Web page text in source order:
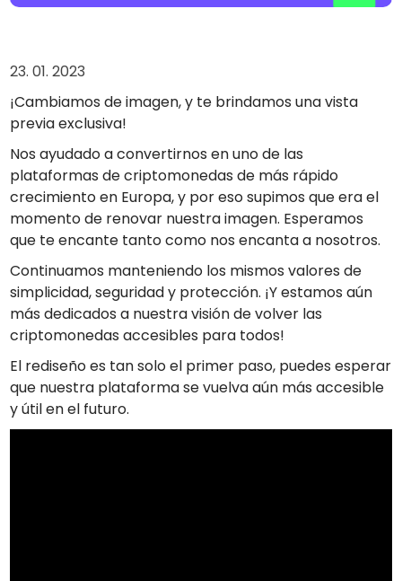
Encuentra tu estrategia cripto
Gana recompensas con tus criptomonedas
Bóveda
Ahorra criptomonedas para tu futuro
Compra recurrente
Inversiones programadas regularmente (DCA)
Alertas de precios
Actualizaciones de precios a tiempo real para tus tokens
Explorar activos
Descubre oportunidades de inversión
Análisis de cartera
Perspectiva inteligente para un rendimiento óptimo
23. 01. 2023
¡Cambiamos de imagen, y te brindamos una vista
previa exclusiva!
Nos ayudado a convertirnos en uno de las
plataformas de criptomonedas de más rápido
crecimiento en Europa, y por eso supimos que era el
momento de renovar nuestra imagen. Esperamos
que te encante tanto como nos encanta a nosotros.
Continuamos manteniendo los mismos valores de
simplicidad, seguridad y protección. ¡Y estamos aún
más dedicados a nuestra visión de volver las
criptomonedas accesibles para todos!
El rediseño es tan solo el primer paso, puedes esperar
que nuestra plataforma se vuelva aún más accesible
y útil en el futuro.